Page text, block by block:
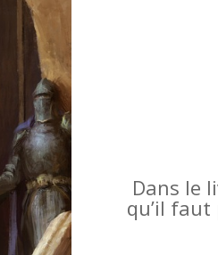
Dans le
qu’il